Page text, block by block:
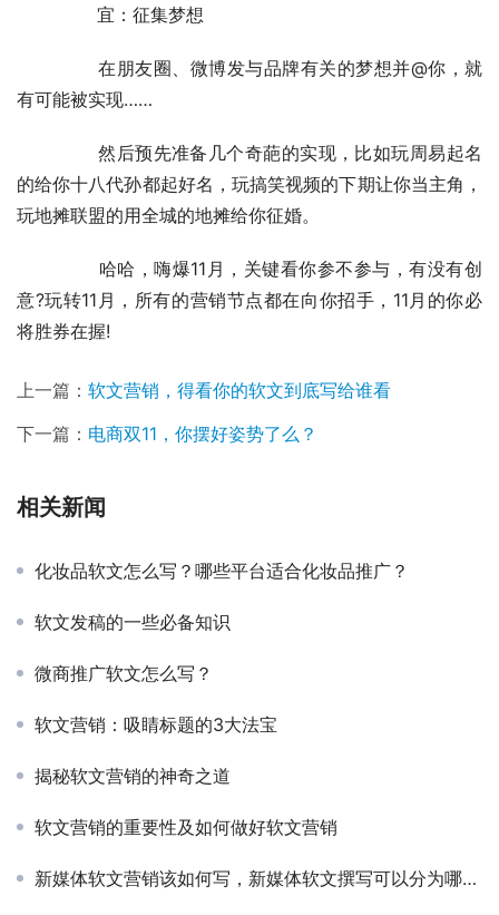
	　　宜：征集梦想
有可能被实现……
的给你十八代孙都起好名，玩搞笑视频的下期让你当主角，
玩地摊联盟的用全城的地摊给你征婚。
意?玩转11月，所有的营销节点都在向你招手，11月的你必
将胜券在握!
上一篇： 软文营销，得看你的软文到底写给谁看
下一篇： 电商双11，你摆好姿势了么？
相关新闻
化妆品软文怎么写？哪些平台适合化妆品推广？
软文发稿的一些必备知识
微商推广软文怎么写？
软文营销：吸睛标题的3大法宝
揭秘软文营销的神奇之道
软文营销的重要性及如何做好软文营销
新媒体软文营销该如何写，新媒体软文撰写可以分为哪些要点?